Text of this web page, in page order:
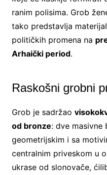
ranim polisima. Grob
tako predstavlja
političkih promena na
Arhaički period.
Raskošni grobni
Grob je sadržao
od bronze: dve masivne
geometrijskim i sa
centralnim priveskom u
ukrase od slonovače,